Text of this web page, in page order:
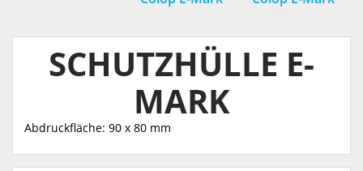
SCHUTZHÜLLE E-
MARK
Abdruckfläche: 90 x 80 mm